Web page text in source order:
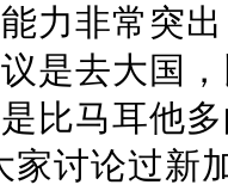
力非常突
是去大国
比马耳他
家讨论过新